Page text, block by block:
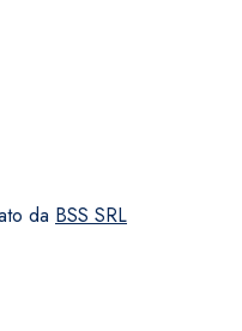
da BSS SRL